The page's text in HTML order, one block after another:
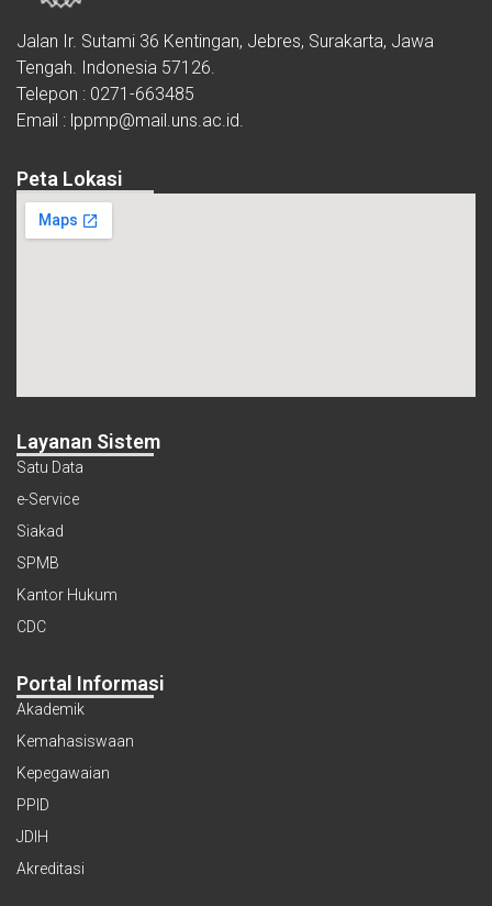
Jalan Ir. Sutami 36 Kentingan, Jebres, Surakarta, Jawa
Tengah. Indonesia 57126.
Telepon : 0271-663485
Email : lppmp@mail.uns.ac.id.
Peta Lokasi
Layanan Sistem
Satu Data
e-Service
Siakad
SPMB
Kantor Hukum
CDC
Portal Informasi
Akademik
Kemahasiswaan
Kepegawaian
PPID
JDIH
Akreditasi